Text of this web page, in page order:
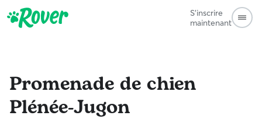
S'inscrire
maintenant
Promenade de chien
Plénée-Jugon